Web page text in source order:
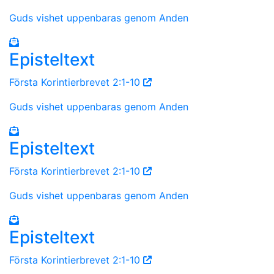
Guds vishet uppenbaras genom Anden
Episteltext
Första Korintierbrevet 2:1-10
Guds vishet uppenbaras genom Anden
Episteltext
Första Korintierbrevet 2:1-10
Guds vishet uppenbaras genom Anden
Episteltext
Första Korintierbrevet 2:1-10